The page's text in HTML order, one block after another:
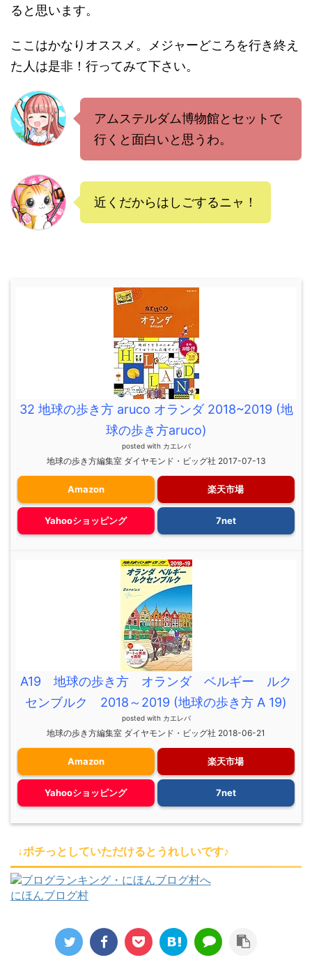
ると思います。
ここはかなりオススメ。メジャーどころを行き終え
た人は是非！行ってみて下さい。
アムステルダム博物館とセットで
行くと面白いと思うわ。
近くだからはしごするニャ！
32 地球の歩き方 aruco オランダ 2018~2019 (地
球の歩き方aruco)
posted with カエレバ
地球の歩き方編集室 ダイヤモンド・ビッグ社 2017-07-13
Amazon 楽天市場
Yahooショッピング 7net
A19 地球の歩き方 オランダ ベルギー ルク
センブルク 2018～2019 (地球の歩き方 A 19)
posted with カエレバ
地球の歩き方編集室 ダイヤモンド・ビッグ社 2018-06-21
Amazon 楽天市場
Yahooショッピング 7net
↓ポチっとしていただけるとうれしいです♪
にほんブログ村